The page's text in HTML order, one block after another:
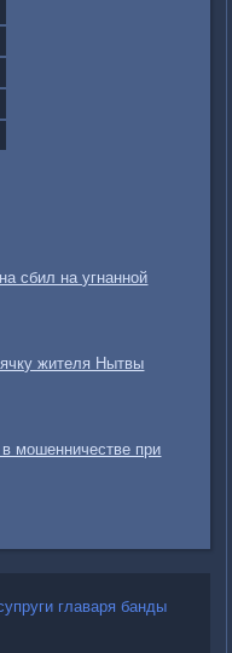
сбил на угнанной
жителя Нытвы
мошенничестве при
главаря банды